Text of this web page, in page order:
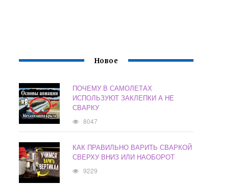
Новое
ПОЧЕМУ В САМОЛЕТАХ
ИСПОЛЬЗУЮТ ЗАКЛЕПКИ А НЕ
СВАРКУ
8047
КАК ПРАВИЛЬНО ВАРИТЬ СВАРКОЙ
СВЕРХУ ВНИЗ ИЛИ НАОБОРОТ
9229